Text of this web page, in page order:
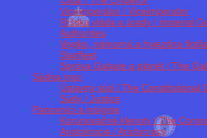
Viceimperátor / Viceimperator
Ríšska vláda a úrady / Imperial
Authorities
Vojsko, námorná a hviezdna
Starfleet
Správa Galaxie a planét / The
Súdna moc
Ústavný súd / The Constitutional
Súdy / Justice
Panovníci a insígnie
Korunovačné klenoty / The
Aristokracia / Aristocracy